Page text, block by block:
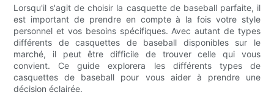
Lorsqu'il s'agit de choisir la casquette de baseball parfaite, il
est important de prendre en compte à la fois votre style
personnel et vos besoins spécifiques. Avec autant de types
différents de casquettes de baseball disponibles sur le
marché, il peut être difficile de trouver celle qui vous
convient. Ce guide explorera les différents types de
casquettes de baseball pour vous aider à prendre une
décision éclairée.